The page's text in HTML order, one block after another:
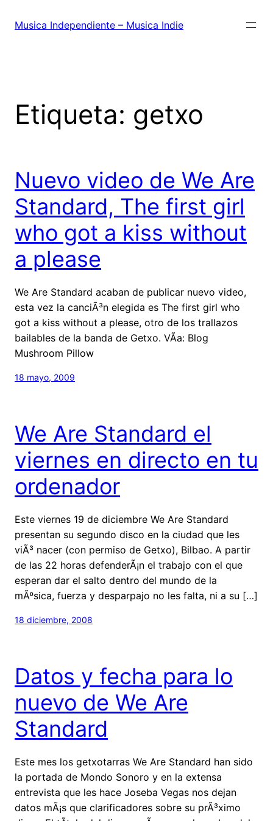
Musica Independiente – Musica Indie
Etiqueta: getxo
Nuevo video de We Are
Standard, The first girl
who got a kiss without
a please
We Are Standard acaban de publicar nuevo video,
esta vez la canciÃ³n elegida es The first girl who
got a kiss without a please, otro de los trallazos
bailables de la banda de Getxo. VÃ­a: Blog
Mushroom Pillow
18 mayo, 2009
We Are Standard el
viernes en directo en tu
ordenador
Este viernes 19 de diciembre We Are Standard
presentan su segundo disco en la ciudad que les
viÃ³ nacer (con permiso de Getxo), Bilbao. A partir
de las 22 horas defenderÃ¡n el trabajo con el que
esperan dar el salto dentro del mundo de la
mÃºsica, fuerza y desparpajo no les falta, ni a su […]
18 diciembre, 2008
Datos y fecha para lo
nuevo de We Are
Standard
Este mes los getxotarras We Are Standard han sido
la portada de Mondo Sonoro y en la extensa
entrevista que les hace Joseba Vegas nos dejan
datos mÃ¡s que clarificadores sobre su prÃ³ximo